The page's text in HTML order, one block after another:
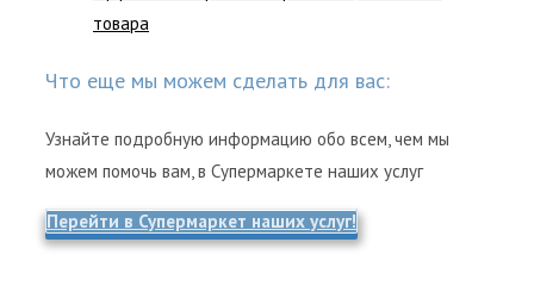
товара
Что еще мы можем сделать для вас:
Узнайте подробную информацию обо всем, чем мы
можем помочь вам, в Супермаркете наших услуг
Перейти в Супермаркет наших услуг!